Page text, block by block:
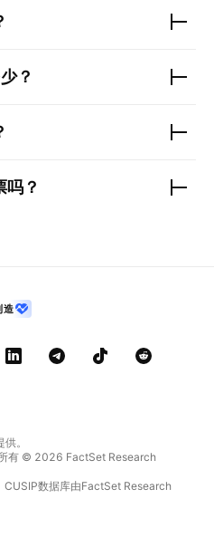
？
吗？
造
供。
有 © 2026 FactSet Research
数据库由FactSet Research